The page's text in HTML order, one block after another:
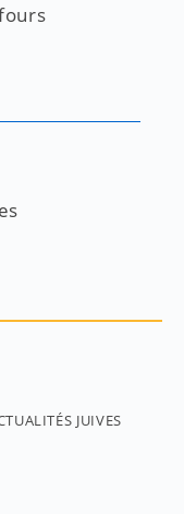
JUIVES